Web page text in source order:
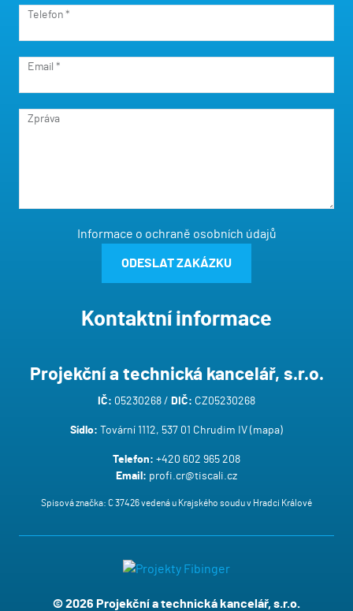
Kontaktní informace
Projekční a technická kancelář, s.r.o.
IČ: 05230268 / DIČ: CZ05230268
Sídlo: Tovární 1112, 537 01 Chrudim IV ( mapa)
Telefon: +420 602 965 208
Email: profi.cr@tiscali.cz
Spisová značka: C 37426 vedená u Krajského soudu v Hradci Králové
Telefon *
Email *
Zpráva
Informace o ochraně osobních údajů
ODESLAT ZAKÁZKU
© 2026 Projekční a technická kancelář, s.r.o.